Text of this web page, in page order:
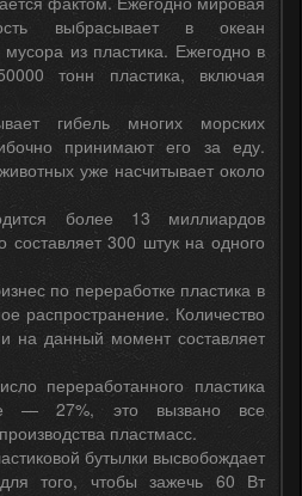
выбрасывает в океан
мусора из пластика. Ежегодно в
тонн пластика, включая
гибель многих морских
принимают его за еду.
уже насчитывает около
более 13 миллиардов
составляет 300 штук на одного
по переработке пластика в
распространение. Количество
на данный момент составляет
переработанного пластика
— 27%, это вызвано все
пластмасс.
бутылки высвобождает
того, чтобы зажечь 60 Вт